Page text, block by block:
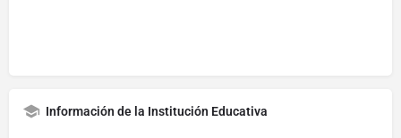
Información de la Institución Educativa